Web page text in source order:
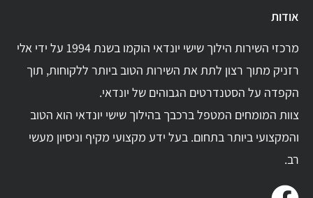
אודות
מרכזי השירות הילוך שישי יונדאי הוקמו בשנת 1994 על ידי אלי
רזניק מתוך רצון לתת את השירות הטוב ביותר ללקוחות, תוך
הקפדה על הסטנדרטים הגבוהים של יונדאי.
צוות המומחים המטפל ברכבך בהילוך שישי יונדאי הוא הטוב
והמקצועי ביותר בתחום. בעל ידע מקצועי מקיף וניסיון מעשי
רב.